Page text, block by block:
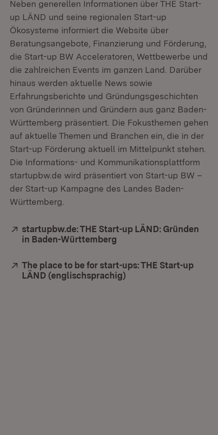
Neben generellen Informationen über THE Start-
up LÄND und seine regionalen Start-up
Ökosysteme informiert die Website über
Beratungsangebote, Finanzierung und Förderung,
die Start-up BW Acceleratoren, Wettbewerbe und
die zahlreichen Events im ganzen Land. Darüber
hinaus werden aktuelle News sowie
Erfahrungsberichte und Gründungsgeschichten
von Gründerinnen und Gründern aus ganz Baden-
Württemberg präsentiert. Die Fokusthemen gehen
auf aktuelle Themen und Branchen ein, die in der
Start-up Förderung aktuell im Mittelpunkt stehen.
Die Informations- und Kommunikationsplattform
startupbw.de wird präsentiert von Start-up BW –
der Start-up Kampagne des Landes Baden-
Württemberg.
Extern:
startupbw.de: THE Start-up LÄND: Gründen
in Baden-Württemberg
Extern:
The place to be for start-ups: THE Start-up
LÄND (englischsprachig)